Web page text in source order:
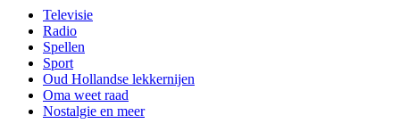
Televisie
Radio
Spellen
Sport
Oud Hollandse lekkernijen
Oma weet raad
Nostalgie en meer